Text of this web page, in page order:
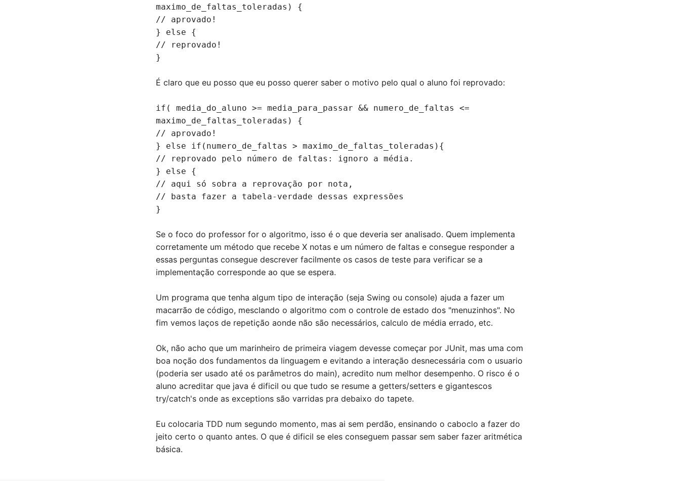
maximo_de_faltas_toleradas) {
// aprovado!
} else {
// reprovado!
}
É claro que eu posso que eu posso querer saber o motivo pelo qual o aluno foi reprovado:
if( media_do_aluno >= media_para_passar && numero_de_faltas <=
maximo_de_faltas_toleradas) {
// aprovado!
} else if(numero_de_faltas > maximo_de_faltas_toleradas){
// reprovado pelo número de faltas: ignoro a média.
} else {
// aqui só sobra a reprovação por nota,
// basta fazer a tabela-verdade dessas expressões
}
Se o foco do professor for o algoritmo, isso é o que deveria ser analisado. Quem implementa
corretamente um método que recebe X notas e um número de faltas e consegue responder a
essas perguntas consegue descrever facilmente os casos de teste para verificar se a
implementação corresponde ao que se espera.
Um programa que tenha algum tipo de interação (seja Swing ou console) ajuda a fazer um
macarrão de código, mesclando o algoritmo com o controle de estado dos "menuzinhos". No
fim vemos laços de repetição aonde não são necessários, calculo de média errado, etc.
Ok, não acho que um marinheiro de primeira viagem devesse começar por JUnit, mas uma com
boa noção dos fundamentos da linguagem e evitando a interação desnecessária com o usuario
(poderia ser usado até os parâmetros do main), acredito num melhor desempenho. O risco é o
aluno acreditar que java é dificil ou que tudo se resume a getters/setters e gigantescos
try/catch's onde as exceptions são varridas pra debaixo do tapete.
Eu colocaria TDD num segundo momento, mas ai sem perdão, ensinando o caboclo a fazer do
jeito certo o quanto antes. O que é dificil se eles conseguem passar sem saber fazer aritmética
básica.